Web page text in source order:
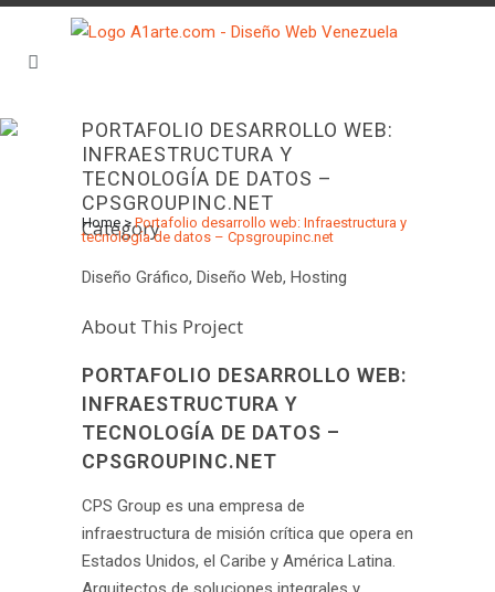
PORTAFOLIO DESARROLLO WEB:
INFRAESTRUCTURA Y
TECNOLOGÍA DE DATOS –
CPSGROUPINC.NET
Home>Portafolio desarrollo web: Infraestructura y
tecnología de datos – Cpsgroupinc.net
Category
Diseño Gráfico, Diseño Web, Hosting
About This Project
PORTAFOLIO DESARROLLO WEB:
INFRAESTRUCTURA Y
TECNOLOGÍA DE DATOS –
CPSGROUPINC.NET
CPS Group es una empresa de
infraestructura de misión crítica que opera en
Estados Unidos, el Caribe y América Latina.